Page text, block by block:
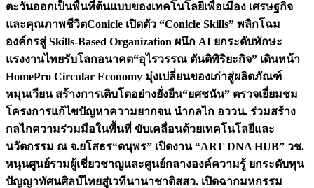
ตะวันออกเป็นพื้นที่ต้นแบบของเทคโนโลยีเพื่อเมือง เศรษฐกิจ
และคุณภาพชีวิตConicle เปิดตัว “Conicle Skills” พลิกโฉม
องค์กรสู่ Skills-Based Organization ผนึก AI ยกระดับทักษะ
แรงงานไทยรับโลกอนาคต“อุไรวรรณ ตันติพิริยะกิจ” เดินหน้า
HomePro Circular Economy มุ่งเปลี่ยนของเก่าสู่ผลิตภัณฑ์
หมุนเวียน สร้างการเติบโตอย่างยั่งยืน“ยศชนัน” ตรวจเยี่ยมชม
โครงการแก้ไขปัญหาความยากจน นำกลไก อววน. ร่วมสร้าง
กลไกความร่วมมือในพื้นที่ ขับเคลื่อนด้วยเทคโนโลยีและ
นวัตกรรม ณ จ.ยโสธร“ดนุพร” เปิดงาน “ART DNA HUB” วช.
หนุนศูนย์รวมผู้เชี่ยวชาญและศูนย์กลางองค์ความรู้ ยกระดับทุน
ปัญญาทัศนศิลป์ไทยสู่เวทีนานาชาติสสว. เปิดฉากมหกรรม